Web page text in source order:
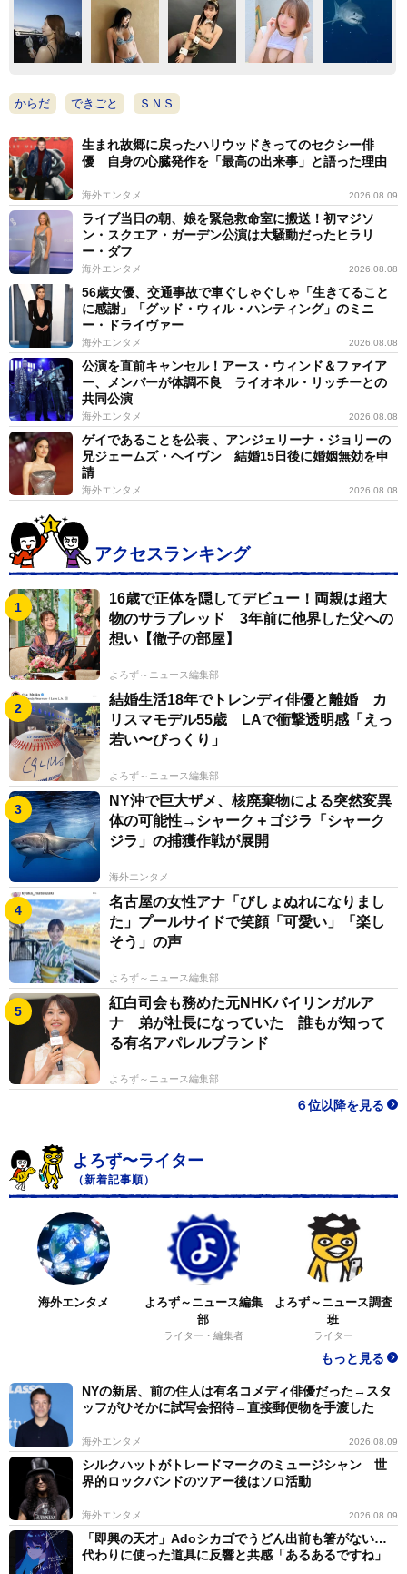
からだ できごと ＳＮＳ
生まれ故郷に戻ったハリウッドきってのセクシー俳
優 自身の心臓発作を「最高の出来事」と語った理由
海外エンタメ 2026.08.09
ライブ当日の朝、娘を緊急救命室に搬送！初マジソ
ン・スクエア・ガーデン公演は大騒動だったヒラリ
ー・ダフ
海外エンタメ 2026.08.08
56歳女優、交通事故で車ぐしゃぐしゃ「生きてること
に感謝」「グッド・ウィル・ハンティング」のミニ
ー・ドライヴァー
海外エンタメ 2026.08.08
公演を直前キャンセル！アース・ウィンド＆ファイア
ー、メンバーが体調不良 ライオネル・リッチーとの
共同公演
海外エンタメ 2026.08.08
ゲイであることを公表 、アンジェリーナ・ジョリーの
兄ジェームズ・ヘイヴン 結婚15日後に婚姻無効を申
請
海外エンタメ 2026.08.08
アクセスランキング
16歳で正体を隠してデビュー！両親は超大
物のサラブレッド 3年前に他界した父への
想い【徹子の部屋】
よろず～ニュース編集部
結婚生活18年でトレンディ俳優と離婚 カ
リスマモデル55歳 LAで衝撃透明感「えっ
若い〜びっくり」
よろず～ニュース編集部
NY沖で巨大ザメ、核廃棄物による突然変異
体の可能性→シャーク＋ゴジラ「シャーク
ジラ」の捕獲作戦が展開
海外エンタメ
名古屋の女性アナ「びしょぬれになりまし
た」プールサイドで笑顔「可愛い」「楽し
そう」の声
よろず～ニュース編集部
紅白司会も務めた元NHKバイリンガルア
ナ 弟が社長になっていた 誰もが知って
る有名アパレルブランド
よろず～ニュース編集部
６位以降を見る
よろず〜ライター
（新着記事順）
海外エンタメ
よろず～ニュース編集
部
ライター・編集者
よろず～ニュース調査
班
ライター
もっと見る
NYの新居、前の住人は有名コメディ俳優だった→スタ
ッフがひそかに試写会招待→直接郵便物を手渡した
海外エンタメ 2026.08.09
シルクハットがトレードマークのミュージシャン 世
界的ロックバンドのツアー後はソロ活動
海外エンタメ 2026.08.09
「即興の天才」Adoシカゴでうどん出前も箸がない…
代わりに使った道具に反響と共感「あるあるですね」